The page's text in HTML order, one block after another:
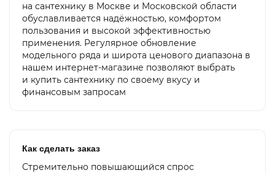
на сантехнику в Москве и Московской области
обуславливается надёжностью, комфортом
пользования и высокой эффективностью
применения. Регулярное обновление
модельного ряда и широта ценового диапазона в
нашем интернет-магазине позволяют выбрать
и купить сантехнику по своему вкусу и
финансовым запросам
Как сделать заказ
Стремительно повышающийся спрос